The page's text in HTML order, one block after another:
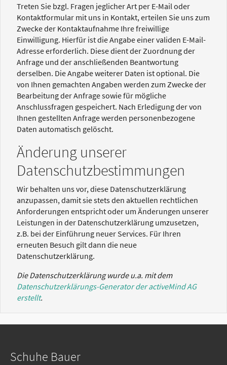
Treten Sie bzgl. Fragen jeglicher Art per E-Mail oder
Kontaktformular mit uns in Kontakt, erteilen Sie uns zum
Zwecke der Kontaktaufnahme Ihre freiwillige
Einwilligung. Hierfür ist die Angabe einer validen E-Mail-
Adresse erforderlich. Diese dient der Zuordnung der
Anfrage und der anschließenden Beantwortung
derselben. Die Angabe weiterer Daten ist optional. Die
von Ihnen gemachten Angaben werden zum Zwecke der
Bearbeitung der Anfrage sowie für mögliche
Anschlussfragen gespeichert. Nach Erledigung der von
Ihnen gestellten Anfrage werden personenbezogene
Daten automatisch gelöscht.
Änderung unserer
Datenschutzbestimmungen
Wir behalten uns vor, diese Datenschutzerklärung
anzupassen, damit sie stets den aktuellen rechtlichen
Anforderungen entspricht oder um Änderungen unserer
Leistungen in der Datenschutzerklärung umzusetzen,
z.B. bei der Einführung neuer Services. Für Ihren
erneuten Besuch gilt dann die neue
Datenschutzerklärung.
Die Datenschutzerklärung wurde u.a. mit dem
Datenschutzerklärungs-Generator der activeMind AG
erstellt.
Schuhe Bauer